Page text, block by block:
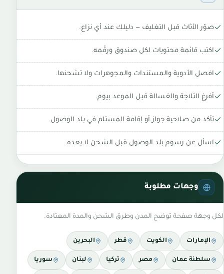
صوّر الأثاث قبل التغليف — دليلك عند أي نزاع.
اكتب قائمة محتويات لكل صندوق ورقّمه.
افصل الأدوية والمستندات والمجوهرات ولا تشحنها.
أفرغ الثلاجة والغسالة قبل الموعد بيوم.
تأكد من صلاحية جواز أو إقامة المستلم في بلد الوصول.
اسأل عن رسوم بلد الوصول قبل الشحن لا بعده.
وجهات مطلوبة
لكل وجهة صفحة توضح المدن وطرق الشحن والمدة المعتادة.
الإمارات الكويت قطر البحرين
سلطنة عمان مصر تركيا لبنان سوريا